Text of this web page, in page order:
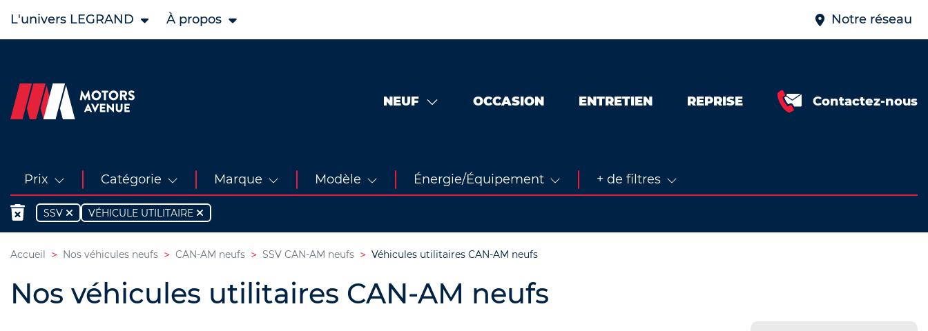
L'univers LEGRAND À propos Notre réseau
NEUF OCCASION ENTRETIEN REPRISE Contactez-nous
Prix Catégorie Marque Modèle Énergie/Équipement + de filtres
SSV VÉHICULE UTILITAIRE
Accueil Nos véhicules neufs CAN-AM neufs SSV CAN-AM neufs Véhicules utilitaires CAN-AM neufs
Nos véhicules utilitaires CAN-AM neufs